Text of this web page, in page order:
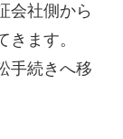
会社側から
ます。
手続きへ移